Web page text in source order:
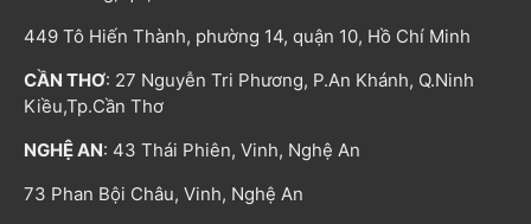
449 Tô Hiến Thành, phường 14, quận 10, Hồ Chí Minh
CẦN THƠ: 27 Nguyễn Tri Phương, P.An Khánh, Q.Ninh
Kiều,Tp.Cần Thơ
NGHỆ AN: 43 Thái Phiên, Vinh, Nghệ An
73 Phan Bội Châu, Vinh, Nghệ An